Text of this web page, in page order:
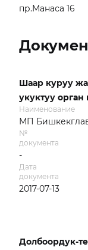
пр.Манаса 16
Шаар куруу
укуктуу
Наименование
МП
№
документа
-
Дата
документа
2017-07-13
Долбоордук-